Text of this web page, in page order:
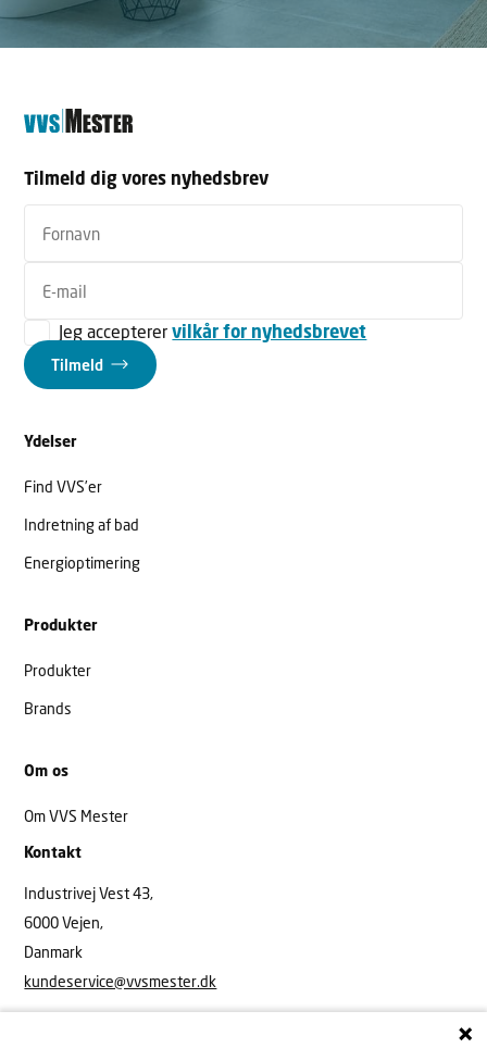
Tilmeld dig vores nyhedsbrev
Jeg accepterervilkår for nyhedsbrevet
Tilmeld
Ydelser
Find VVS’er
Indretning af bad
Energioptimering
Produkter
Produkter
Brands
Om os
Om VVS Mester
Kontakt
Industrivej Vest 43,
6000 Vejen,
Danmark
kundeservice@vvsmester.dk